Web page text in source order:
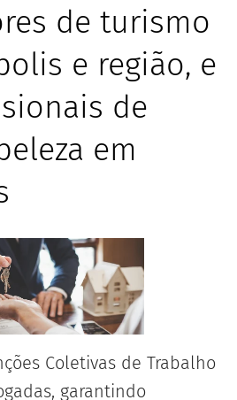
de turismo
e região, e
de
em
Coletivas de Trabalho
garantindo